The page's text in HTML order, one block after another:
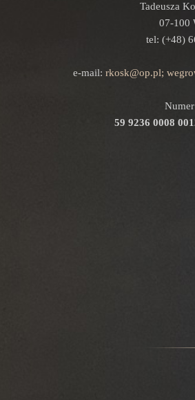
Tadeusza
07-100
tel: (+48)
e-mail: rkosk@op.pl;
59 9236 0008